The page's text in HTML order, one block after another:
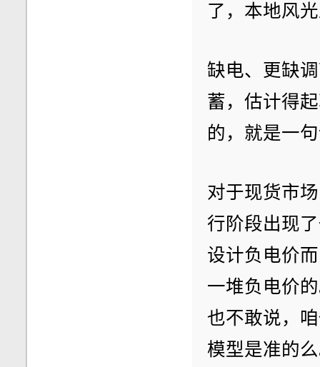
了，本地风
缺电、更缺
蓄，估计得
的，就是一
对于现货市
行阶段出现
设计负电价
一堆负电价
也不敢说，
模型是准的